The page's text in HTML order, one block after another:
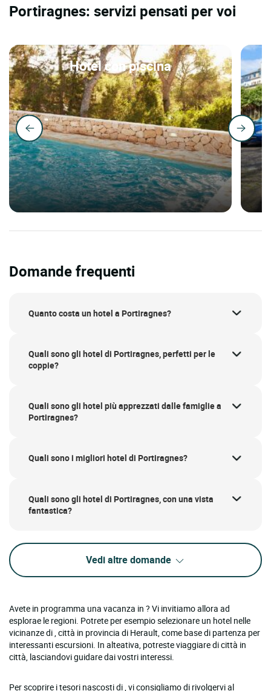
Portiragnes: servizi pensati per voi
Hotel con piscina
Domande frequenti
Quanto costa un hotel a Portiragnes?
Quali sono gli hotel di Portiragnes, perfetti per le
coppie?
Quali sono gli hotel più apprezzati dalle famiglie a
Portiragnes?
Quali sono i migliori hotel di Portiragnes?
Quali sono gli hotel di Portiragnes, con una vista
fantastica?
Vedi altre domande
Avete in programma una vacanza in ? Vi invitiamo allora ad
esplorae le regioni. Potrete per esempio selezionare un hotel nelle
vicinanze di , città in provincia di Herault, come base di partenza per
interessanti escursioni. In alteativa, potreste viaggiare di città in
città, lasciandovi guidare dai vostri interessi.
Per scoprire i tesori nascosti di , vi consigliamo di rivolgervi al